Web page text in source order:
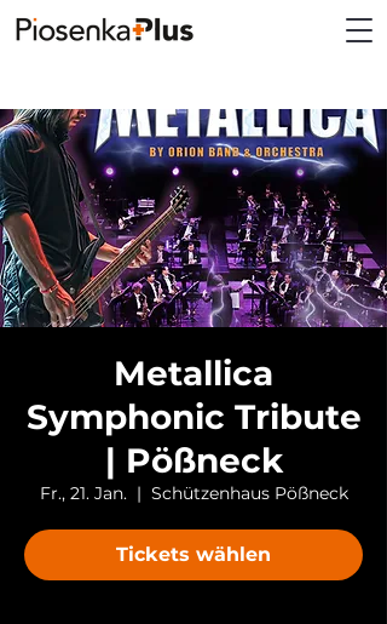
Metallica
Symphonic Tribute
| Pößneck
Fr., 21. Jan.
  |
Schützenhaus Pößneck
Tickets wählen